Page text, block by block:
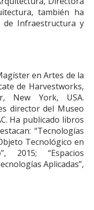
también ha
de Infraestructura y
en Artes de la
de Harvestworks,
New York, USA.
director del Museo
Ha publicado libros
“Tecnologías
Tecnológico en
2015; “Espacios
Aplicadas”,